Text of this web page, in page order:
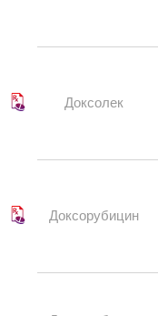
Доксолек
Доксорубицин